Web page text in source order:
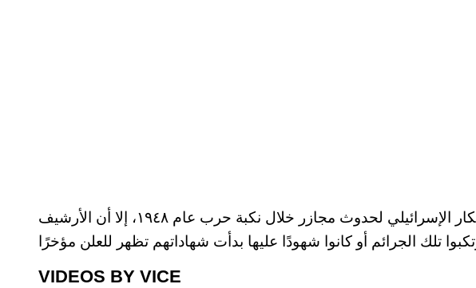
بعد عقود من التكتم والإنكار الإسرائيلي لحدوث مجازر خلال نكبة حرب عام ١٩٤٨، إلا أن الأرشيف
VIDEOS BY VICE